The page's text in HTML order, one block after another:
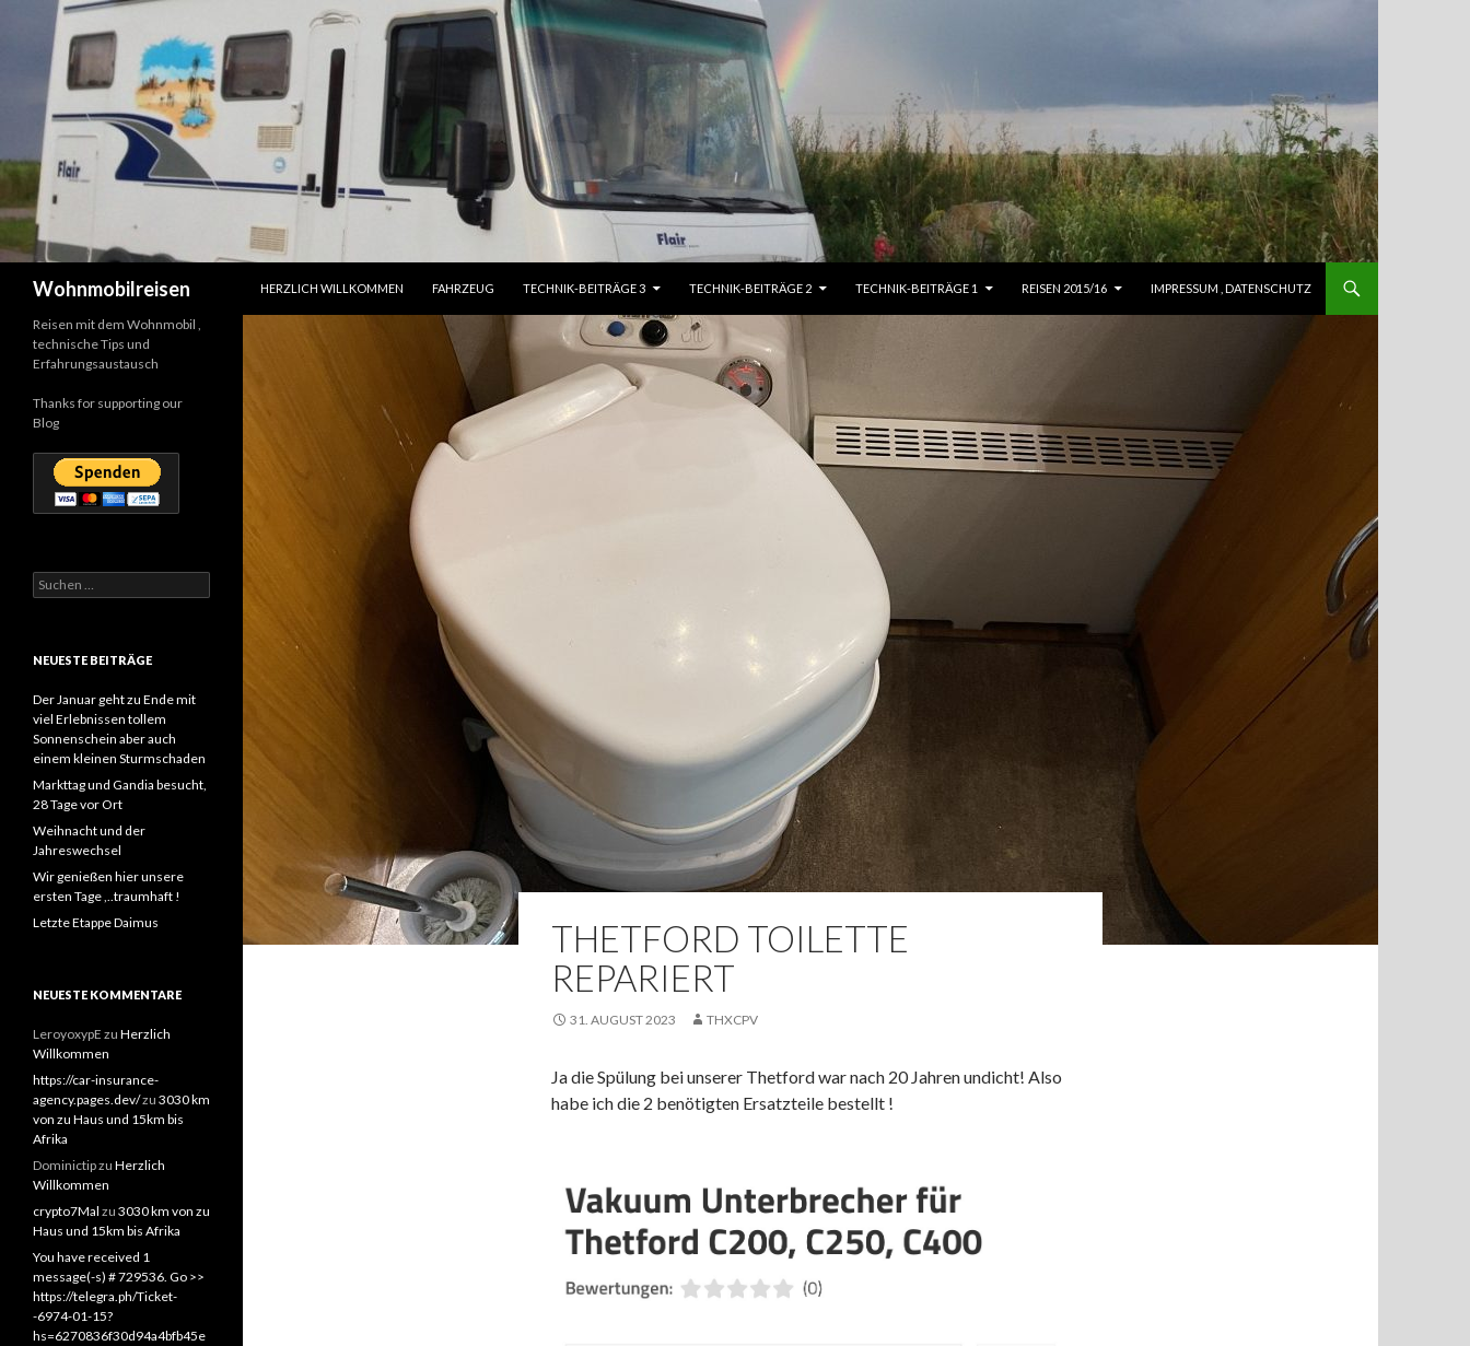
Wohnmobilreisen
HERZLICH WILLKOMMEN
FAHRZEUG TECHNIK-BEITRÄGE 3 TECHNIK-BEITRÄGE 2 TECHNIK-BEITRÄGE 1 REISEN 2015/16 IMPRESSUM , DATENSCHUTZ
THETFORD TOILETTE
REPARIERT
31. AUGUST 2023 THXCPV
Ja die Spülung bei unserer Thetford war nach 20 Jahren undicht! Also
habe ich die 2 benötigten Ersatzteile bestellt !
Reisen mit dem Wohnmobil ,
technische Tips und
Erfahrungsaustausch
Thanks for supporting our
Blog
Suchen
nach:
NEUESTE BEITRÄGE
Der Januar geht zu Ende mit
viel Erlebnissen tollem
Sonnenschein aber auch
einem kleinen Sturmschaden
Markttag und Gandia besucht,
28 Tage vor Ort
Weihnacht und der
Jahreswechsel
Wir genießen hier unsere
ersten Tage ,..traumhaft !
Letzte Etappe Daimus
NEUESTE KOMMENTARE
LeroyoxypE zu Herzlich
Willkommen
https://car-insurance-
agency.pages.dev/zu 3030 km
von zu Haus und 15km bis
Afrika
Dominictipzu Herzlich
Willkommen
crypto7Mal zu 3030 km von zu
Haus und 15km bis Afrika
You have received 1
message(-s) # 729536. Go >>
https://telegra.ph/Ticket-
-6974-01-15?
hs=6270836f30d94a4bfb45e